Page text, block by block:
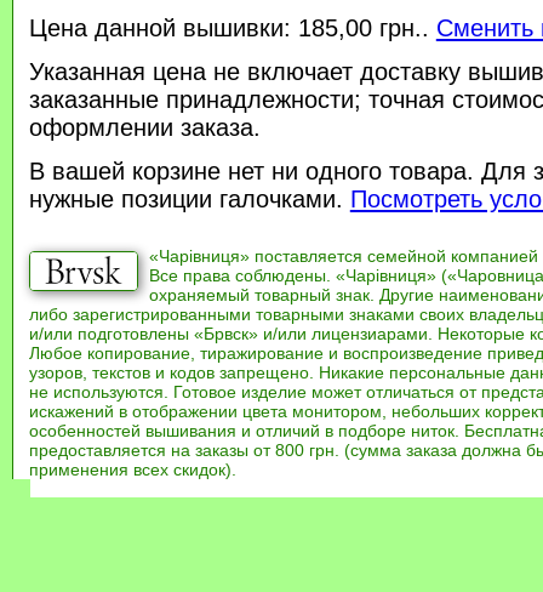
Цена данной вышивки: 185,00 грн.. Сменить
Указанная цена не включает доставку
заказанные принадлежности; точная
оформлении заказа.
В вашей корзине нет ни одного товара. Для
нужные позиции галочками. Посмотреть
«Чарівниця» поставляется семейной компанией
Все права соблюдены. «Чарівниця»
охраняемый товарный знак. Другие
либо зарегистрированными товарными знаками своих
и/или подготовлены «Брвск» и/или лицензиарами. Некоторые
Любое копирование, тиражирование и воспроизведение
узоров, текстов и кодов запрещено. Никакие персональные
не используются. Готовое изделие может отличаться от
искажений в отображении цвета монитором, небольших
особенностей вышивания и отличий в подборе ниток.
предоставляется на заказы от 800 грн. (сумма заказа должна
применения всех скидок).